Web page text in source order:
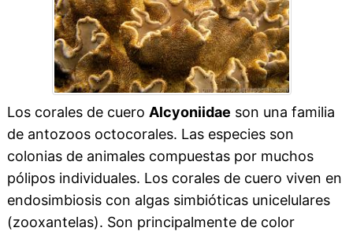
Los corales de cuero Alcyoniidae son una familia
de antozoos octocorales. Las especies son
colonias de animales compuestas por muchos
pólipos individuales. Los corales de cuero viven en
endosimbiosis con algas simbióticas unicelulares
(zooxantelas). Son principalmente de color